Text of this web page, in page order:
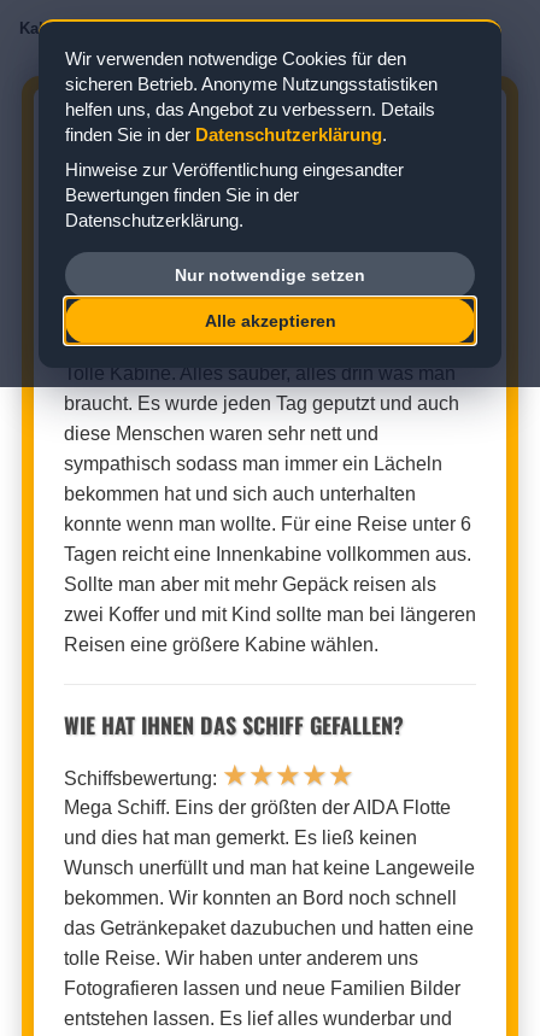
Kabinenbewertungen Kabine 14057
AIDANOVA KABINE 14057:
BEWERTUNG ZUR INNENKABINE
Zielgebiet: Nordeuropa
INNENKABINE (KABINENNUMMER: 14057)
Kabinenbewertung:★★★★★
Tolle Kabine. Alles sauber, alles drin was man
braucht. Es wurde jeden Tag geputzt und auch
diese Menschen waren sehr nett und
sympathisch sodass man immer ein Lächeln
bekommen hat und sich auch unterhalten
konnte wenn man wollte. Für eine Reise unter 6
Tagen reicht eine Innenkabine vollkommen aus.
Sollte man aber mit mehr Gepäck reisen als
zwei Koffer und mit Kind sollte man bei längeren
Reisen eine größere Kabine wählen.
WIE HAT IHNEN DAS SCHIFF GEFALLEN?
Schiffsbewertung: ★★★★★
Mega Schiff. Eins der größten der AIDA Flotte
und dies hat man gemerkt. Es ließ keinen
Wunsch unerfüllt und man hat keine Langeweile
bekommen. Wir konnten an Bord noch schnell
das Getränkepaket dazubuchen und hatten eine
tolle Reise. Wir haben unter anderem uns
Fotografieren lassen und neue Familien Bilder
entstehen lassen. Es lief alles wunderbar und
Wir verwenden notwendige Cookies für den
sicheren Betrieb. Anonyme Nutzungsstatistiken
helfen uns, das Angebot zu verbessern. Details
finden Sie in der Datenschutzerklärung.
Hinweise zur Veröffentlichung eingesandter
Bewertungen finden Sie in der
Datenschutzerklärung.
Nur notwendige setzen
Alle akzeptieren